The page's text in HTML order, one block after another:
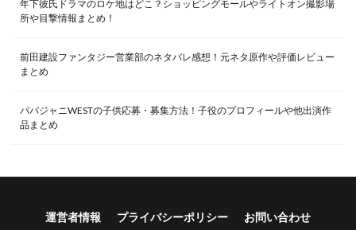
年下彼氏ドラマのロケ地はどこ？ショッピングモールやライトオン撮影場
所や目撃情報まとめ！
前田建設ファンタジー営業部のネタバレ感想！元ネタ原作や評価レビュー
まとめ
パパジャニWESTの子供応募・募集方法！子役のプロフィールや他出演作
品まとめ
運営者情報 プライバシーポリシー お問い合わせ